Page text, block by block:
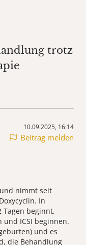
trotz
10.09.2025, 16:14
Beitrag melden
nimmt seit
In
Tagen beginnt,
ICSI beginnen.
und es
die Behandlung